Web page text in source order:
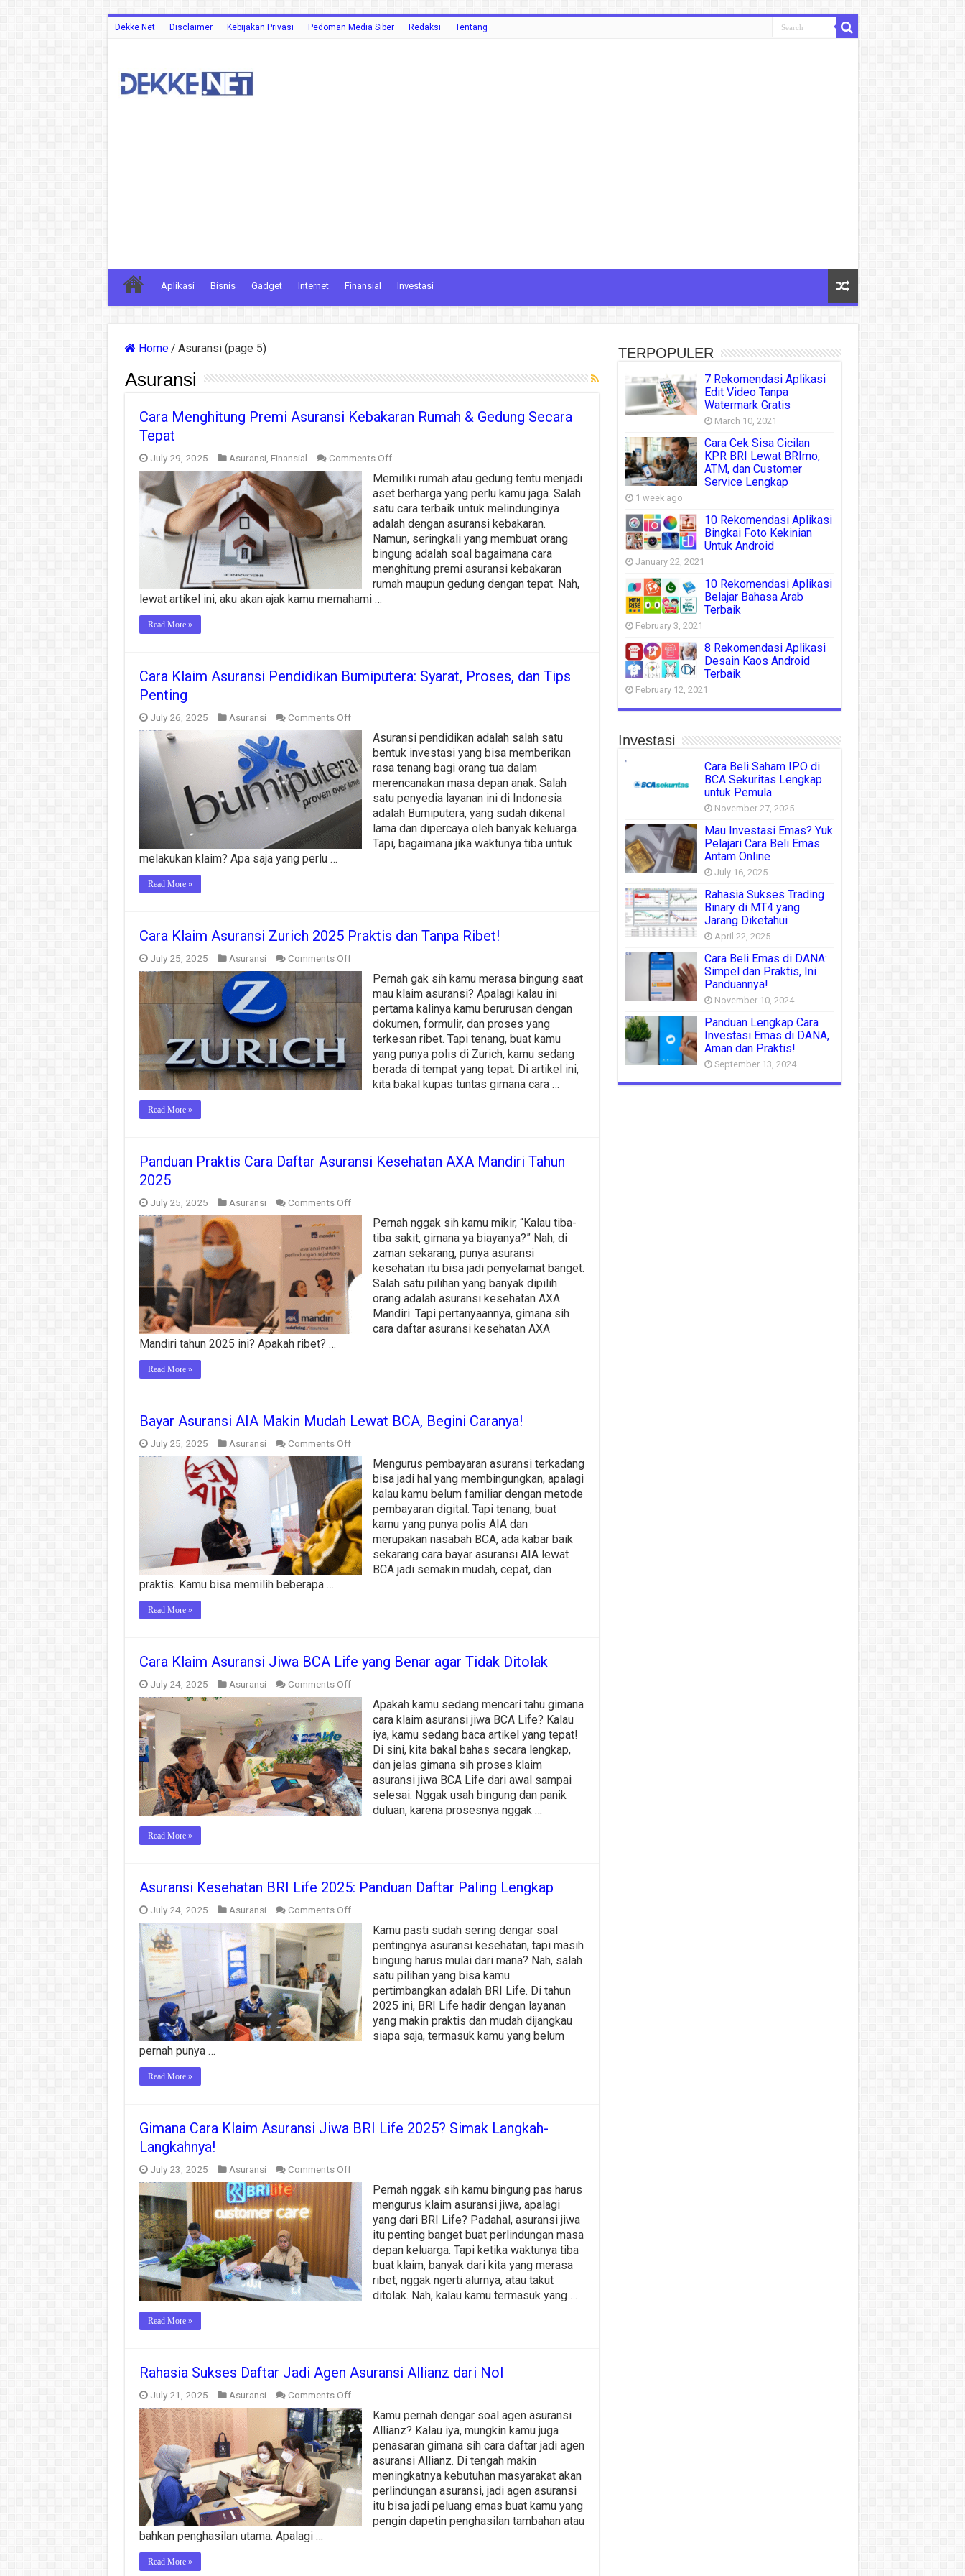
Dekke Net Disclaimer Kebijakan Privasi Pedoman Media Siber Redaksi Tentang
Aplikasi Bisnis Gadget Internet Finansial Investasi
Home/ Asuransi (page 5)
Asuransi
Cara Menghitung Premi Asuransi Kebakaran Rumah & Gedung Secara
Tepat
July 29, 2025 Asuransi, Finansial Comments Offon
Menghitung
Premi
Asuransi
Kebakaran
Rumah
&
Gedung
Secara
Tepat
Memiliki rumah atau gedung tentu menjadi
aset berharga yang perlu kamu jaga. Salah
satu cara terbaik untuk melindunginya
adalah dengan asuransi kebakaran.
Namun, seringkali yang membuat orang
bingung adalah soal bagaimana cara
menghitung premi asuransi kebakaran
rumah maupun gedung dengan tepat. Nah,
lewat artikel ini, aku akan ajak kamu memahami …
Read More »
Cara Klaim Asuransi Pendidikan Bumiputera: Syarat, Proses, dan Tips
Penting
July 26, 2025 Asuransi Comments Offon
Cara
Klaim
Asuransi
Pendidikan
Bumiputera:
Syarat,
Proses,
dan
Penting
Asuransi pendidikan adalah salah satu
bentuk investasi yang bisa memberikan
rasa tenang bagi orang tua dalam
merencanakan masa depan anak. Salah
satu penyedia layanan ini di Indonesia
adalah Bumiputera, yang sudah dikenal
lama dan dipercaya oleh banyak keluarga.
Tapi, bagaimana jika waktunya tiba untuk
melakukan klaim? Apa saja yang perlu …
Read More »
Cara Klaim Asuransi Zurich 2025 Praktis dan Tanpa Ribet!
July 25, 2025 Asuransi Comments Offon
Cara
Asuransi
Zurich
2025
Praktis
Tanpa
Ribet!
Pernah gak sih kamu merasa bingung saat
mau klaim asuransi? Apalagi kalau ini
pertama kalinya kamu berurusan dengan
dokumen, formulir, dan proses yang
terkesan ribet. Tapi tenang, buat kamu
yang punya polis di Zurich, kamu sedang
berada di tempat yang tepat. Di artikel ini,
kita bakal kupas tuntas gimana cara …
Read More »
Panduan Praktis Cara Daftar Asuransi Kesehatan AXA Mandiri Tahun
2025
July 25, 2025 Asuransi Comments Offon
Panduan
Praktis
Asuransi
Kesehatan
AXA
Mandiri
Tahun
Pernah nggak sih kamu mikir, “Kalau tiba-
tiba sakit, gimana ya biayanya?” Nah, di
zaman sekarang, punya asuransi
kesehatan itu bisa jadi penyelamat banget.
Salah satu pilihan yang banyak dipilih
orang adalah asuransi kesehatan AXA
Mandiri. Tapi pertanyaannya, gimana sih
cara daftar asuransi kesehatan AXA
Mandiri tahun 2025 ini? Apakah ribet? …
Read More »
Bayar Asuransi AIA Makin Mudah Lewat BCA, Begini Caranya!
July 25, 2025 Asuransi Comments Offon
Bayar
Asuransi
AIA
Makin
Mudah
Lewat
BCA,
Begini
Caranya!
Mengurus pembayaran asuransi terkadang
bisa jadi hal yang membingungkan, apalagi
kalau kamu belum familiar dengan metode
pembayaran digital. Tapi tenang, buat
kamu yang punya polis AIA dan
merupakan nasabah BCA, ada kabar baik
sekarang cara bayar asuransi AIA lewat
BCA jadi semakin mudah, cepat, dan
praktis. Kamu bisa memilih beberapa …
Read More »
Cara Klaim Asuransi Jiwa BCA Life yang Benar agar Tidak Ditolak
July 24, 2025 Asuransi Comments Offon
Cara
Klaim
Asuransi
Jiwa
BCA
Life
yang
Benar
agar
Tidak
Ditolak
Apakah kamu sedang mencari tahu gimana
cara klaim asuransi jiwa BCA Life? Kalau
iya, kamu sedang baca artikel yang tepat!
Di sini, kita bakal bahas secara lengkap,
dan jelas gimana sih proses klaim
asuransi jiwa BCA Life dari awal sampai
selesai. Nggak usah bingung dan panik
duluan, karena prosesnya nggak …
Read More »
Asuransi Kesehatan BRI Life 2025: Panduan Daftar Paling Lengkap
July 24, 2025 Asuransi Comments Offon
Asuransi
Kesehatan
2025:
Panduan
Daftar
Paling
Lengkap
Kamu pasti sudah sering dengar soal
pentingnya asuransi kesehatan, tapi masih
bingung harus mulai dari mana? Nah, salah
satu pilihan yang bisa kamu
pertimbangkan adalah BRI Life. Di tahun
2025 ini, BRI Life hadir dengan layanan
yang makin praktis dan mudah dijangkau
siapa saja, termasuk kamu yang belum
pernah punya …
Read More »
Gimana Cara Klaim Asuransi Jiwa BRI Life 2025? Simak Langkah-
Langkahnya!
July 23, 2025 Asuransi Comments Offon
Gimana
Cara
Klaim
Asuransi
Jiwa
BRI
Life
2025?
Simak
Langkah-
Langkahnya!
Pernah nggak sih kamu bingung pas harus
mengurus klaim asuransi jiwa, apalagi
yang dari BRI Life? Padahal, asuransi jiwa
itu penting banget buat perlindungan masa
depan keluarga. Tapi ketika waktunya tiba
buat klaim, banyak dari kita yang merasa
ribet, nggak ngerti alurnya, atau takut
ditolak. Nah, kalau kamu termasuk yang …
Read More »
Rahasia Sukses Daftar Jadi Agen Asuransi Allianz dari Nol
July 21, 2025 Asuransi Comments Offon
Rahasia
Sukses
Daftar
Jadi
Agen
Asuransi
Allianz
dari
Nol
Kamu pernah dengar soal agen asuransi
Allianz? Kalau iya, mungkin kamu juga
penasaran gimana sih cara daftar jadi agen
asuransi Allianz. Di tengah makin
meningkatnya kebutuhan masyarakat akan
perlindungan asuransi, jadi agen asuransi
itu bisa jadi peluang emas buat kamu yang
pengin dapetin penghasilan tambahan atau
bahkan penghasilan utama. Apalagi …
Read More »
TERPOPULER
7 Rekomendasi Aplikasi
Edit Video Tanpa
Watermark Gratis
March 10, 2021
Cara Cek Sisa Cicilan
KPR BRI Lewat BRImo,
ATM, dan Customer
Service Lengkap
1 week ago
10 Rekomendasi Aplikasi
Bingkai Foto Kekinian
Untuk Android
January 22, 2021
10 Rekomendasi Aplikasi
Belajar Bahasa Arab
Terbaik
February 3, 2021
8 Rekomendasi Aplikasi
Desain Kaos Android
Terbaik
February 12, 2021
Investasi
Cara Beli Saham IPO di
BCA Sekuritas Lengkap
untuk Pemula
November 27, 2025
Mau Investasi Emas? Yuk
Pelajari Cara Beli Emas
Antam Online
July 16, 2025
Rahasia Sukses Trading
Binary di MT4 yang
Jarang Diketahui
April 22, 2025
Cara Beli Emas di DANA:
Simpel dan Praktis, Ini
Panduannya!
November 10, 2024
Panduan Lengkap Cara
Investasi Emas di DANA,
Aman dan Praktis!
September 13, 2024